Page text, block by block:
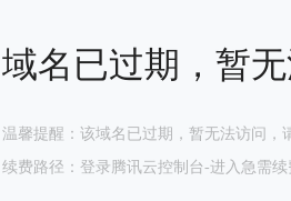
域名已过期，暂
温馨提醒：该域名已过期，暂无法访问
续费路径：登录腾讯云控制台-进入急需